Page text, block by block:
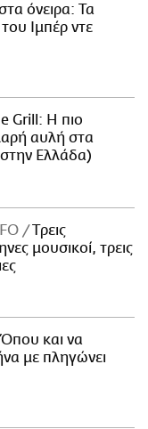
όνειρα: Τα
Ιμπέρ ντε
Grill: Η πιο
αυλή στα
στην Ελλάδα)
Tρεις
μουσικοί, τρεις
και να
με πληγώνει